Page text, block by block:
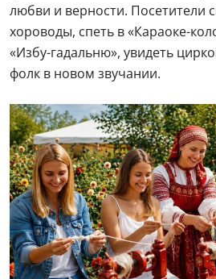
любви и верности. Посетители
хороводы, спеть в «Караоке-
«Избу-гадальню», увидеть
фолк в новом звучании.